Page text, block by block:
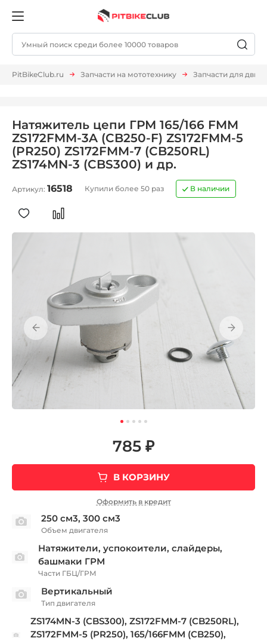
PitBikeClub.ru Запчасти на мототехнику Запчасти для
Натяжитель цепи ГРМ 165/166 FMM
ZS172FMM-3A (CB250-F) ZS172FMM-5
(PR250) ZS172FMM-7 (CB250RL)
ZS174MN-3 (CBS300) и др.
Артикул: 16518 Купили более 50 раз В наличии
785 ₽
В КОРЗИНУ
Оформить в кредит
250 см3, 300 см3
Объем двигателя
Натяжители, успокоители, слайдеры,
башмаки ГРМ
Части ГБЦ/ГРМ
Вертикальный
Тип двигателя
ZS174MN-3 (CBS300), ZS172FMM-7 (CB250RL),
ZS172FMM-5 (PR250), 165/166FMM (CB250),